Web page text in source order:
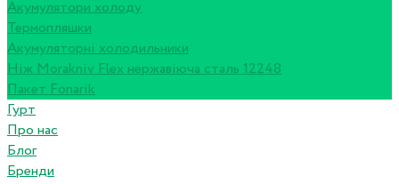
Акумулятори холоду
Термопляшки
Акумуляторні холодильники
Ніж Morakniv Flex нержавіюча сталь 12248
Пакет Fonarik
Гурт
Про нас
Блог
Бренди